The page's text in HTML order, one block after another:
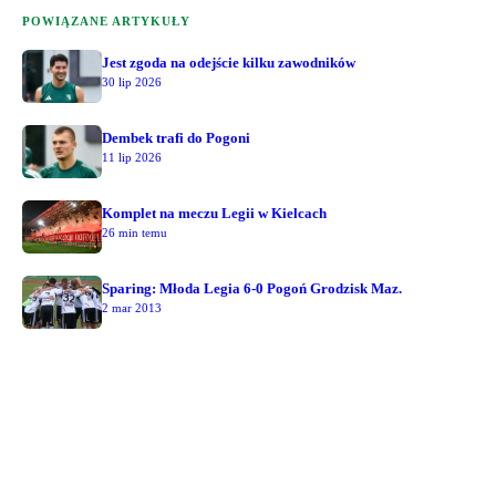
POWIĄZANE ARTYKUŁY
Jest zgoda na odejście kilku zawodników
30 lip 2026
Dembek trafi do Pogoni
11 lip 2026
Komplet na meczu Legii w Kielcach
26 min temu
Sparing: Młoda Legia 6-0 Pogoń Grodzisk Maz.
2 mar 2013